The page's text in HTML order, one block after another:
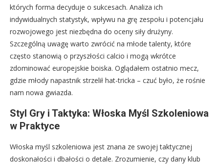
których forma decyduje o sukcesach. Analiza ich
indywidualnych statystyk, wpływu na grę zespołu i potencjału
rozwojowego jest niezbędna do oceny siły drużyny.
Szczególną uwagę warto zwrócić na młode talenty, które
często stanowią o przyszłości calcio i mogą wkrótce
zdominować europejskie boiska. Oglądałem ostatnio mecz,
gdzie młody napastnik strzelił hat-tricka – czuć było, że rośnie
nam nowa gwiazda.
Styl Gry i Taktyka: Włoska Myśl Szkoleniowa
w Praktyce
Włoska myśl szkoleniowa jest znana ze swojej taktycznej
doskonałości i dbałości o detale. Zrozumienie, czy dany klub